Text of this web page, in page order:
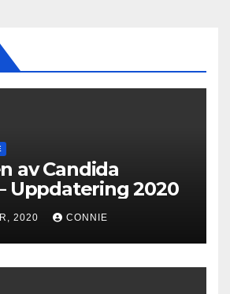
av Candida
Uppdatering 2020
2020 CONNIE